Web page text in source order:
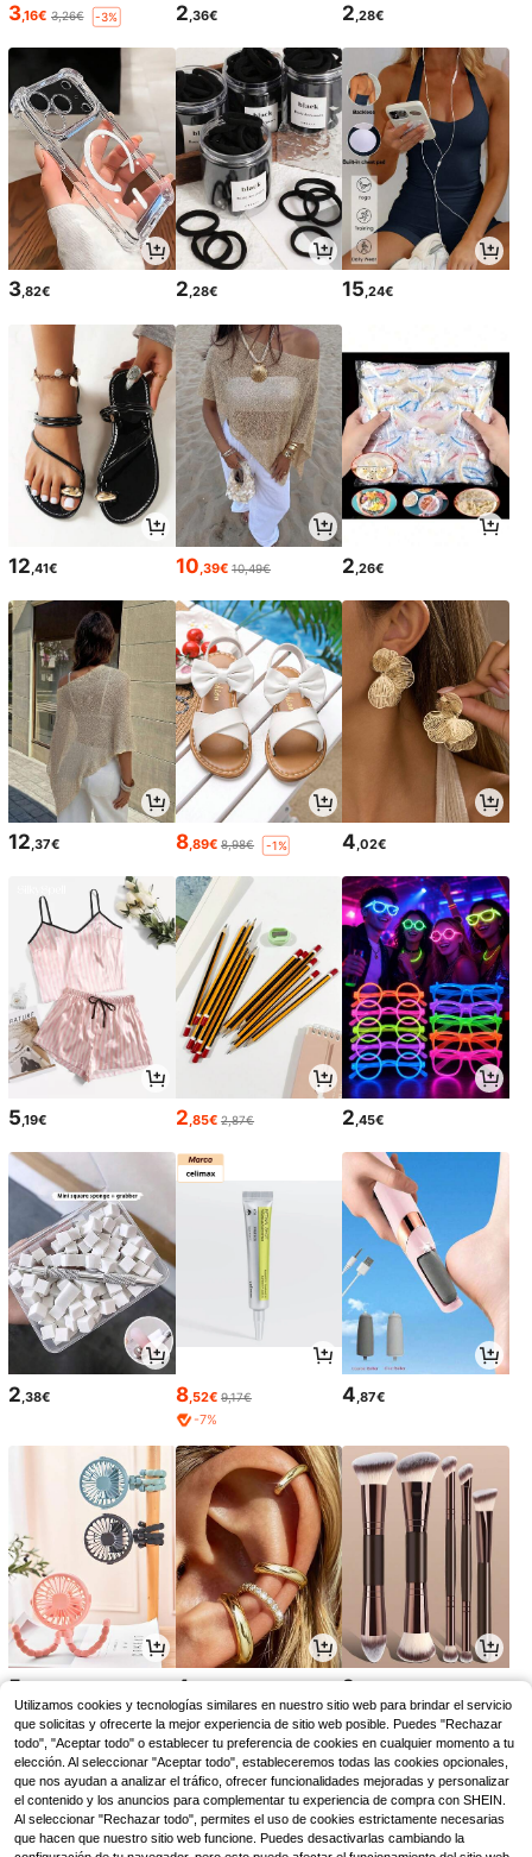
3,16€ 3,26€ -3% 2,36€ 2,28€
3,82€ 2,28€ 15,24€
12 ,41€ 10 ,39€ 10,49€ 2 ,26€
12,37€ 8,89€ 8,98€ -1% 4,02€
5,19€ 2,85€ 2,87€ 2,45€
2 ,38€ 8,52€ 9,17€
-7%
4 ,87€
5 4 2
Utilizamos cookies y tecnologías similares en nuestro sitio web para brindar el servicio
que solicitas y ofrecerte la mejor experiencia de sitio web posible. Puedes "Rechazar
todo", "Aceptar todo" o establecer tu preferencia de cookies en cualquier momento a tu
elección. Al seleccionar "Aceptar todo", estableceremos todas las cookies opcionales,
que nos ayudan a analizar el tráfico, ofrecer funcionalidades mejoradas y personalizar
el contenido y los anuncios para complementar tu experiencia de compra con SHEIN.
Al seleccionar "Rechazar todo", permites el uso de cookies estrictamente necesarias
que hacen que nuestro sitio web funcione. Puedes desactivarlas cambiando la